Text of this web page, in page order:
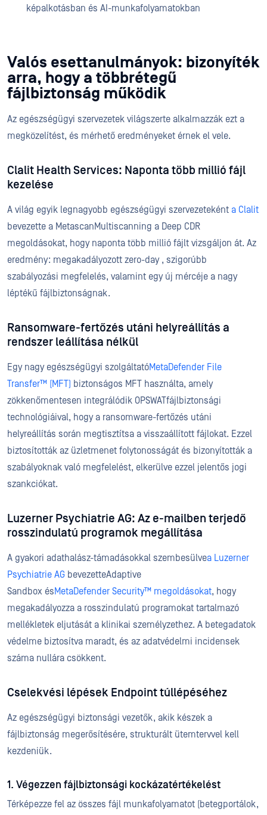
képalkotásban és AI-munkafolyamatokban
Valós esettanulmányok: bizonyíték
arra, hogy a többrétegű
fájlbiztonság működik
Az egészségügyi szervezetek világszerte alkalmazzák ezt a
megközelítést, és mérhető eredményeket érnek el vele.
Clalit Health Services: Naponta több millió fájl
kezelése
A világ egyik legnagyobb egészségügyi szervezeteként a Clalit
bevezette a MetascanMultiscanning a Deep CDR
megoldásokat, hogy naponta több millió fájlt vizsgáljon át. Az
eredmény: megakadályozott zero-day , szigorúbb
szabályozási megfelelés, valamint egy új mércéje a nagy
léptékű fájlbiztonságnak.
Ransomware-fertőzés utáni helyreállítás a
rendszer leállítása nélkül
Egy nagy egészségügyi szolgáltatóMetaDefender File
Transfer™ (MFT) biztonságos MFT használta, amely
zökkenőmentesen integrálódik OPSWATfájlbiztonsági
technológiáival, hogy a ransomware-fertőzés utáni
helyreállítás során megtisztítsa a visszaállított fájlokat. Ezzel
biztosították az üzletmenet folytonosságát és bizonyították a
szabályoknak való megfelelést, elkerülve ezzel jelentős jogi
szankciókat.
Luzerner Psychiatrie AG: Az e-mailben terjedő
rosszindulatú programok megállítása
A gyakori adathalász-támadásokkal szembesülvea Luzerner
Psychiatrie AG bevezetteAdaptive
Sandbox ésMetaDefender Security™ megoldásokat, hogy
megakadályozza a rosszindulatú programokat tartalmazó
mellékletek eljutását a klinikai személyzethez. A betegadatok
védelme biztosítva maradt, és az adatvédelmi incidensek
száma nullára csökkent.
Cselekvési lépések Endpoint túllépéséhez
Az egészségügyi biztonsági vezetők, akik készek a
fájlbiztonság megerősítésére, strukturált ütemtervvel kell
kezdeniük.
1. Végezzen fájlbiztonsági kockázatértékelést
Térképezze fel az összes fájl munkafolyamatot (betegportálok,